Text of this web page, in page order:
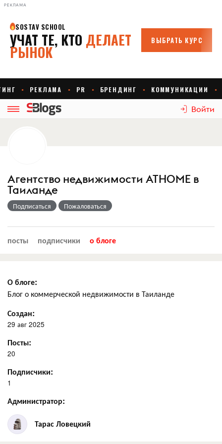
РЕКЛАМА
Войти
Агентство недвижимости ATHOME в
Таиланде
Подписаться Пожаловаться
посты подписчики о блоге
О блоге:
Блог о коммерческой недвижимости в Таиланде
Создан:
29 авг 2025
Посты:
20
Подписчики:
1
Администратор:
Тарас Ловецкий